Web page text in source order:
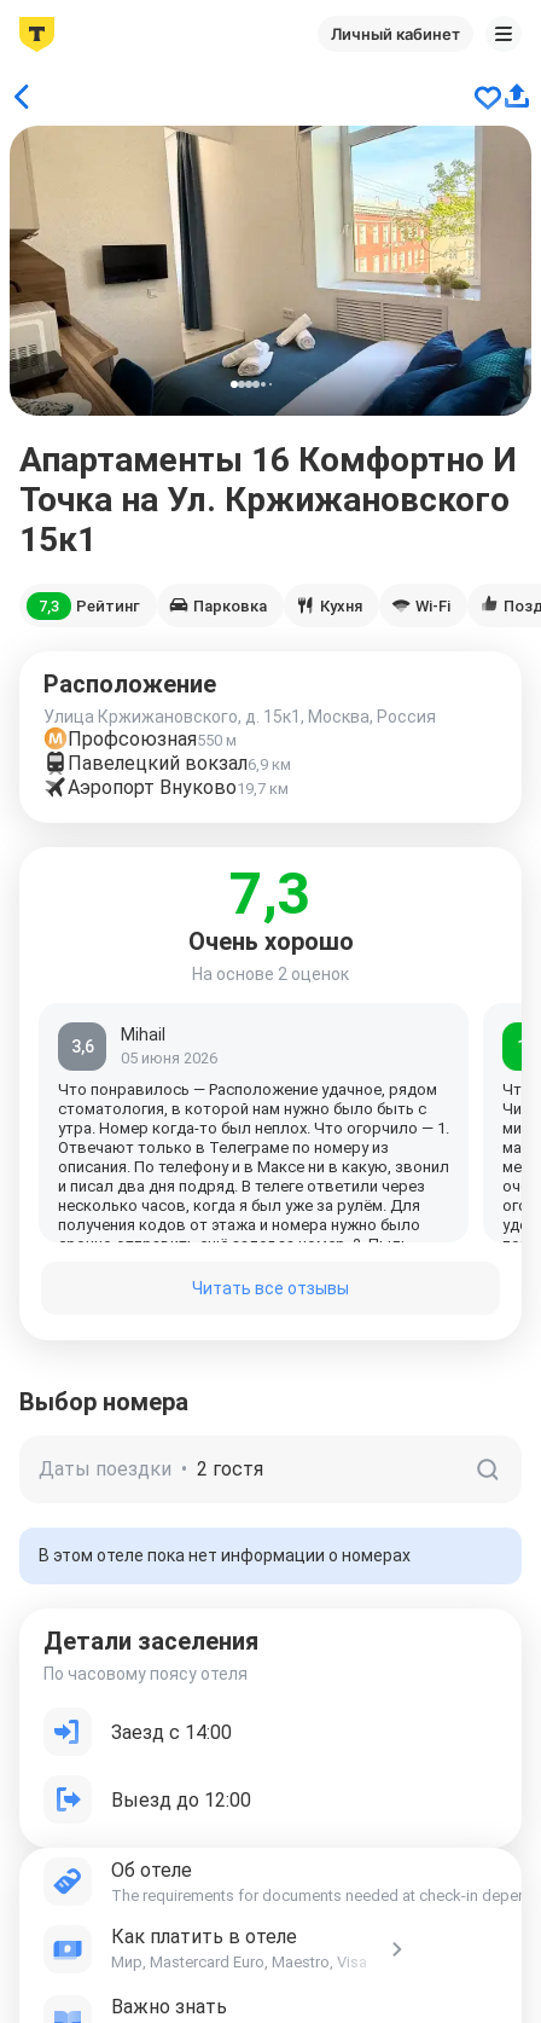
Личный кабинет
Апартаменты 16 Комфортно И
Точка на Ул. Кржижановского
15к1
7,3 Рейтинг Парковка Кухня Wi-Fi
Расположение
Улица Кржижановского, д. 15к1, Москва, Россия
Профсоюзная550 м
Павелецкий вокзал6,9 км
Аэропорт Внуково19,7 км
7,3
Очень хорошо
На основе 2 оценок
3,6
Mihail
05 июня 2026
Что понравилось — Расположение удачное, рядом
стоматология, в которой нам нужно было быть с
утра. Номер когда-то был неплох. Что огорчило — 1.
Отвечают только в Телеграме по номеру из
описания. По телефону и в Максе ни в какую, звонил
и писал два дня подряд. В телеге ответили через
несколько часов, когда я был уже за рулём. Для
получения кодов от этажа и номера нужно было
срочно отправить ещё залог за номер. 2. Пыль.
Вы входите на этаж и идёте к номеру по тропинке,
накурено (проветривание немного помогло, жаль,
что "уборщики" до этого не догадались). 4.
было. С момента заезда до отъезда на следующий
день. Мы писали в телеграм и нам даже обещали
предложили.
10
Что
Читать все отзывы
Выбор номера
Даты поездки • 2 гостя
В этом отеле пока нет информации о номерах
Детали заселения
По часовому поясу отеля
Заезд с 14:00
Выезд до 12:00
Об отеле
The requirements for documents needed at check-in
Как платить в отеле
Мир, Mastercard Euro, Maestro, Visa
Важно знать